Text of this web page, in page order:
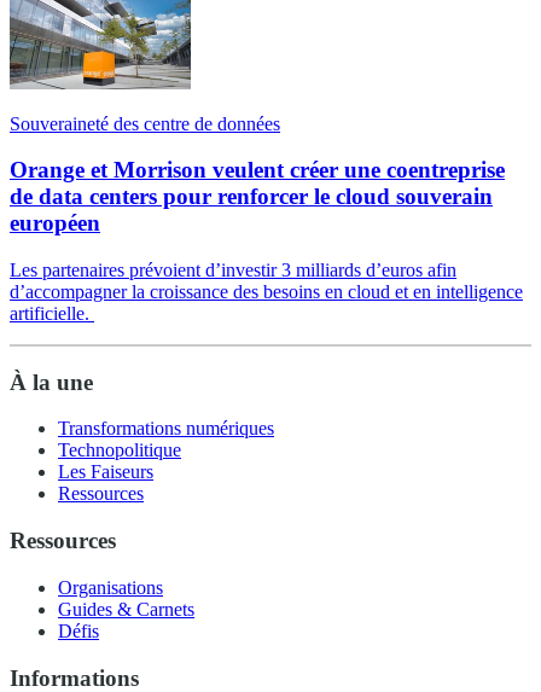
Souveraineté des centre de données
Orange et Morrison veulent créer une coentreprise
de data centers pour renforcer le cloud souverain
européen
Les partenaires prévoient d’investir 3 milliards d’euros afin
d’accompagner la croissance des besoins en cloud et en intelligence
artificielle.
À la une
Transformations numériques
Technopolitique
Les Faiseurs
Ressources
Ressources
Organisations
Guides & Carnets
Défis
Informations